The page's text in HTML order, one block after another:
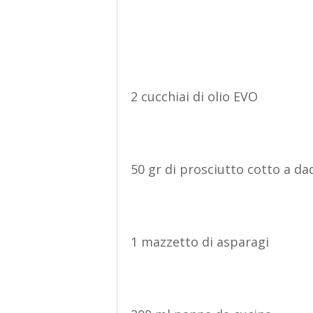
2 cucchiai di olio EVO
50 gr di prosciutto cotto a
1 mazzetto di asparagi